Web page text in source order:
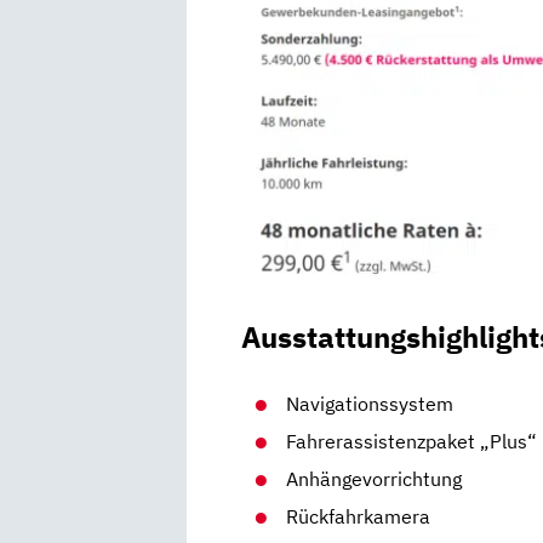
Navigationssystem
Fahrerassistenzpaket „Plus“
Anhängevorrichtung
Rückfahrkamera